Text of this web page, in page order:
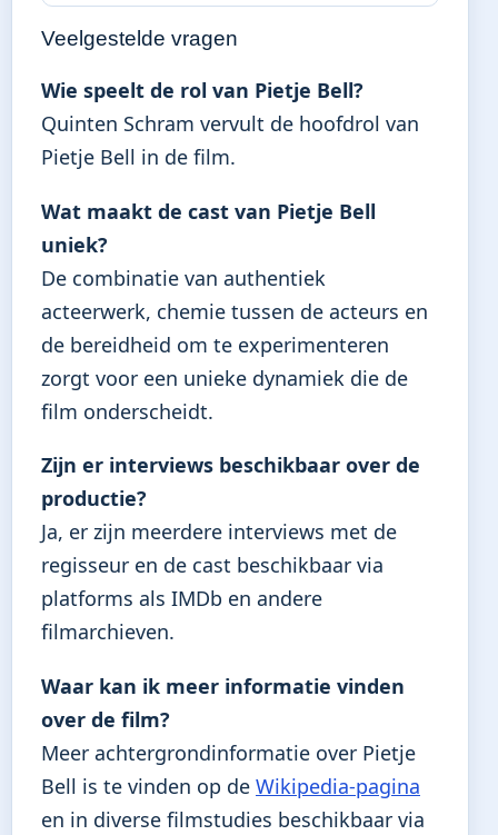
Veelgestelde vragen
Wie speelt de rol van Pietje Bell?
Quinten Schram vervult de hoofdrol van
Pietje Bell in de film.
Wat maakt de cast van Pietje Bell
uniek?
De combinatie van authentiek
acteerwerk, chemie tussen de acteurs en
de bereidheid om te experimenteren
zorgt voor een unieke dynamiek die de
film onderscheidt.
Zijn er interviews beschikbaar over de
productie?
Ja, er zijn meerdere interviews met de
regisseur en de cast beschikbaar via
platforms als IMDb en andere
filmarchieven.
Waar kan ik meer informatie vinden
over de film?
Meer achtergrondinformatie over Pietje
Bell is te vinden op de Wikipedia-pagina
en in diverse filmstudies beschikbaar via